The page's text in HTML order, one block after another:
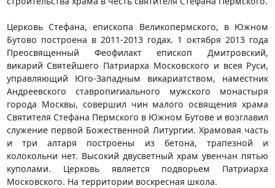
Церковь Стефана, епископа Великопермского, в Южном
Бутово построена в 2011-2013 годах. 1 октября 2013 года
Преосвященный Феофилакт епископ Дмитровский,
викарий Святейшего Патриарха Московского и всея Руси,
управляющий Юго-Западным викариатством, наместник
Андреевского ставропигиального мужского монастыря
города Москвы, совершил чин малого освящения храма
Святителя Стефана Пермского в Южном Бутове и возглавил
служение первой Божественной Литургии. Храмовая часть
и три алтаря построены из бетона, трапезной и
колокольни нет. Высокий двусветный храм увенчан пятью
куполами. Церковь является подворьем Патриарха
Московского. На территории воскресная школа.